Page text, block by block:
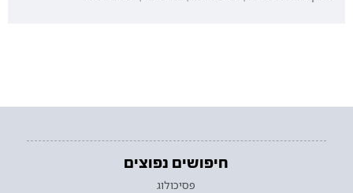
חיפושים נפוצים
פסיכולוג